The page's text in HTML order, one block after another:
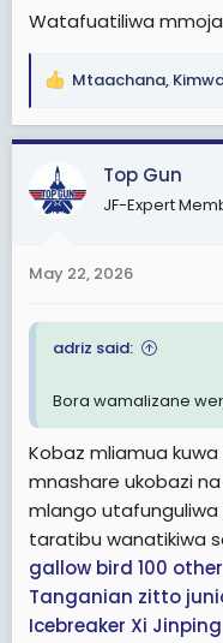
Watafuatiliwa
R
a
t
i
s
Mtaachana,
Top Gun
JF-Expert
May 22, 2026
adriz said:
Bora wamalizane
Kobaz mliamua
mnashare ukobazi
mlango
taratibu wanatikiwa
gallow bird 100
Tanganian zitto
Icebreaker Xi Jinping